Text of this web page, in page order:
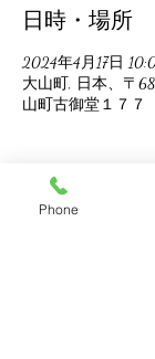
日時・場所
2024年4月17日
大山町, 日本、〒
山町古御堂１７７
Phone